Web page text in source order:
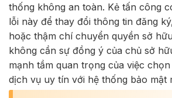
thống không an toàn. Kẻ tấn công
lỗi này để thay đổi thông tin đăng
hoặc thậm chí chuyển quyền sở
không cần sự đồng ý của chủ sở
mạnh tầm quan trọng của việc
dịch vụ uy tín với hệ thống bảo mật